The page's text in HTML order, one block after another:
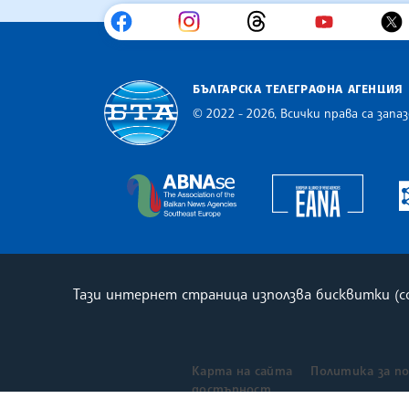
БЪЛГАРСКА ТЕЛЕГРАФНА АГЕНЦИЯ
© 2022 - 2026, Всички права са
The Assocoation of the
Карта на сайта
Политика за
достъпност
Тази интернет страница използва бисквитки